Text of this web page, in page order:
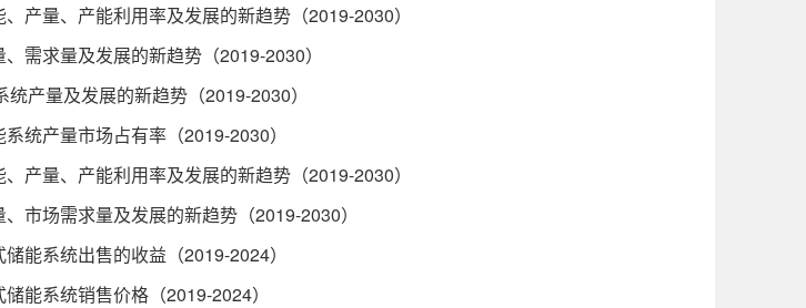
量、产能利用率及发展的新趋势（2019-2030）
求量及发展的新趋势（2019-2030）
产量及发展的新趋势（2019-2030）
产量市场占有率（2019-2030）
量、产能利用率及发展的新趋势（2019-2030）
场需求量及发展的新趋势（2019-2030）
系统出售的收益（2019-2024）
系统销售价格（2019-2024）